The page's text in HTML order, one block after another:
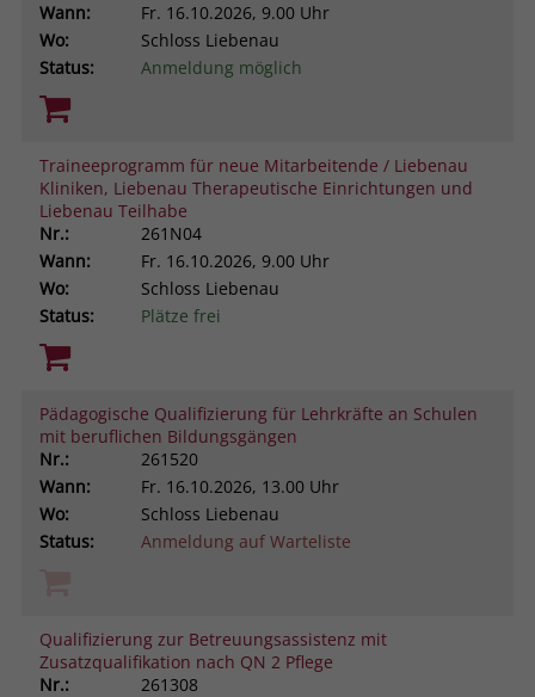
Wann:
Fr. 16.10.2026, 9.00 Uhr
Wo:
Schloss Liebenau
Status:
Anmeldung möglich
Traineeprogramm für neue Mitarbeitende / Liebenau
Kliniken, Liebenau Therapeutische Einrichtungen und
Liebenau Teilhabe
Nr.:
261N04
Wann:
Fr. 16.10.2026, 9.00 Uhr
Wo:
Schloss Liebenau
Status:
Plätze frei
Pädagogische Qualifizierung für Lehrkräfte an Schulen
mit beruflichen Bildungsgängen
Nr.:
261520
Wann:
Fr. 16.10.2026, 13.00 Uhr
Wo:
Schloss Liebenau
Status:
Anmeldung auf Warteliste
Qualifizierung zur Betreuungsassistenz mit
Zusatzqualifikation nach QN 2 Pflege
Nr.:
261308